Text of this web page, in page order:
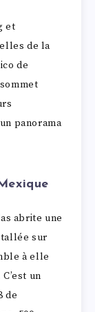
et
de la
de
panorama
abrite une
sur
à elle
un
de